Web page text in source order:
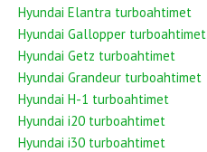
Hyundai Elantra turboahtimet
Hyundai Gallopper turboahtimet
Hyundai Getz turboahtimet
Hyundai Grandeur turboahtimet
Hyundai H-1 turboahtimet
Hyundai i20 turboahtimet
Hyundai i30 turboahtimet